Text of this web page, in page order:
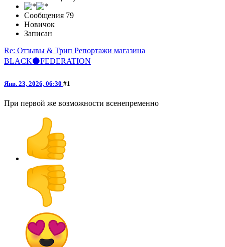
Сообщения 79
Новичок
Записан
Re: Отзывы & Трип Репортажи магазина
BLACK⚫️FEDERATION
Янв. 23, 2026, 06:30 #1
При первой же возможности всенепременно